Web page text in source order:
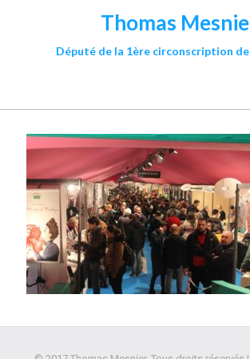
Thomas
Député de la 1ère circonscription